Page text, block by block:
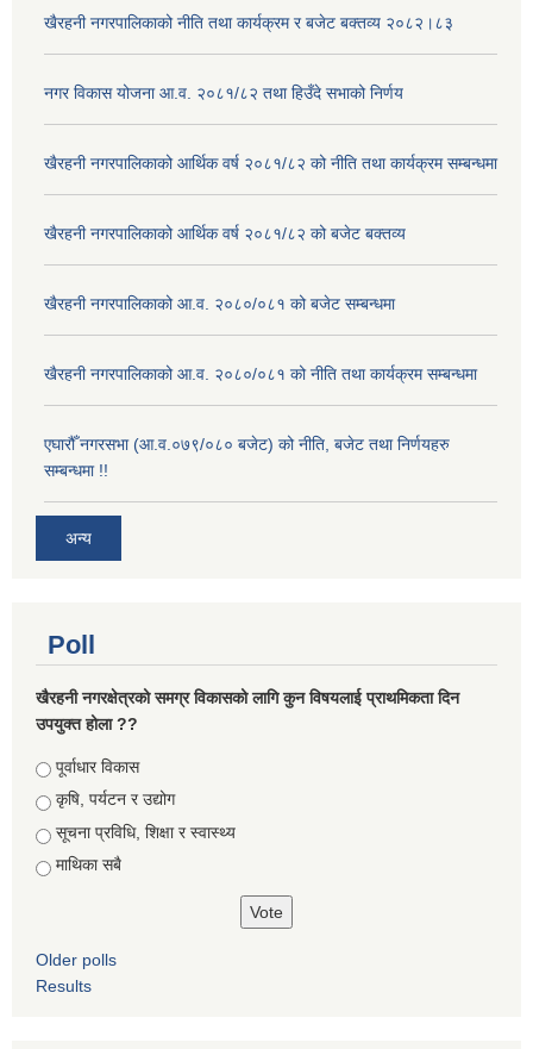
खैरहनी नगरपालिकाको नीति तथा कार्यक्रम र बजेट बक्तव्य २०८२।८३
नगर विकास योजना आ.व. २०८१/८२ तथा हिउँदे सभाको निर्णय
खैरहनी नगरपालिकाको आर्थिक वर्ष २०८१/८२ को नीति तथा कार्यक्रम सम्बन्धमा
खैरहनी नगरपालिकाको आर्थिक वर्ष २०८१/८२ को बजेट बक्तव्य
खैरहनी नगरपालिकाको आ.व. २०८०/०८१ को बजेट सम्बन्धमा
खैरहनी नगरपालिकाको आ.व. २०८०/०८१ को नीति तथा कार्यक्रम सम्बन्धमा
एघारौँ नगरसभा (आ.व.०७९/०८० बजेट) को नीति, बजेट तथा निर्णयहरु
सम्बन्धमा !!
अन्य
Poll
खैरहनी नगरक्षेत्रको समग्र विकासको लागि कुन विषयलाई प्राथमिकता दिन
उपयुक्त होला ??
Choices
पूर्वाधार विकास
कृषि, पर्यटन र उद्योग
सूचना प्रविधि, शिक्षा र स्वास्थ्य
माथिका सबै
Older polls
Results